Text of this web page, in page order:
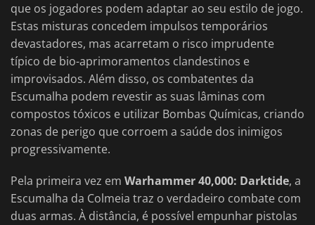
que os jogadores podem adaptar ao seu estilo de jogo.
Estas misturas concedem impulsos temporários
devastadores, mas acarretam o risco imprudente
típico de bio-aprimoramentos clandestinos e
improvisados. Além disso, os combatentes da
Escumalha podem revestir as suas lâminas com
compostos tóxicos e utilizar Bombas Químicas, criando
zonas de perigo que corroem a saúde dos inimigos
progressivamente.
Pela primeira vez em Warhammer 40,000: Darktide, a
Escumalha da Colmeia traz o verdadeiro combate com
duas armas. À distância, é possível empunhar pistolas